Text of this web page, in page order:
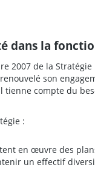
dans la
2007 de la
son
tienne compte du
:
en œuvre des
un effectif